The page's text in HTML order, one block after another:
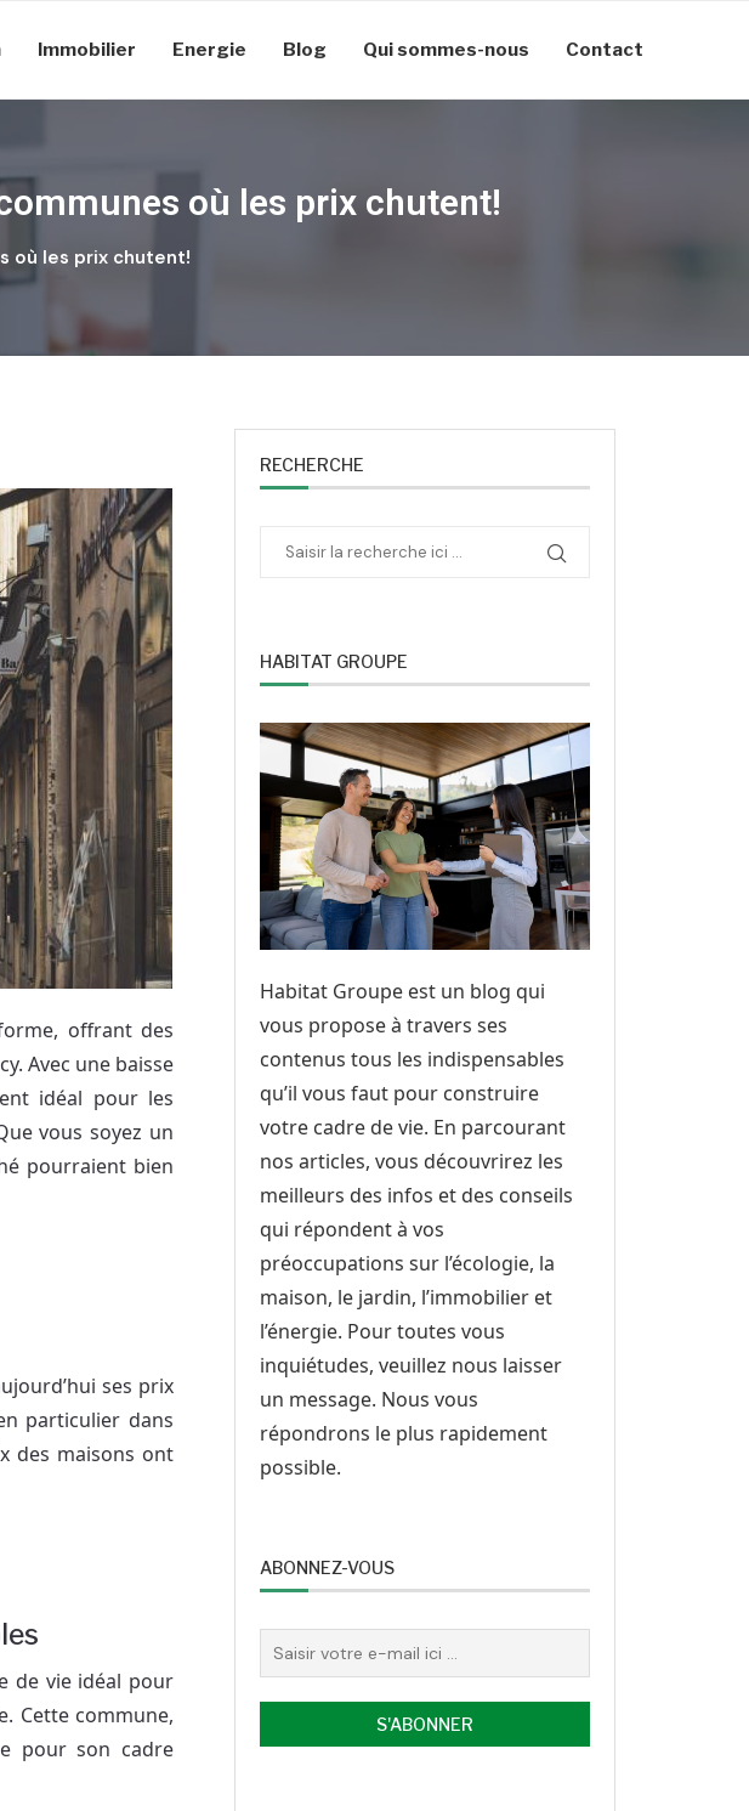
Immobilier Energie Blog Qui sommes-nous Contact
où les prix chutent!
où les prix chutent!
offrant des
Avec une baisse
idéal pour les
vous soyez un
pourraient bien
ses prix
particulier dans
des maisons ont
de vie idéal pour
Cette commune,
pour son cadre
RECHERCHE
HABITAT GROUPE
Habitat Groupe est un blog qui
vous propose à travers ses
contenus tous les indispensables
qu’il vous faut pour construire
votre cadre de vie. En parcourant
nos articles, vous découvrirez les
meilleurs des infos et des conseils
qui répondent à vos
préoccupations sur l’écologie, la
maison, le jardin, l’immobilier et
l’énergie. Pour toutes vous
inquiétudes, veuillez nous laisser
un message. Nous vous
répondrons le plus rapidement
possible.
ABONNEZ-VOUS